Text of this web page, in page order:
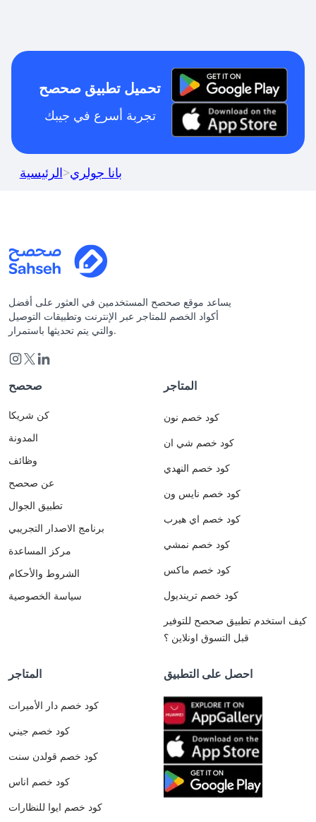
تحميل تطبيق صحصح
تجربة أسرع في جيبك
الرئيسية>بانا جولري
يساعد موقع صحصح المستخدمين في العثور على أفضل
أكواد الخصم للمتاجر عبر الإنترنت وتطبيقات التوصيل
والتي يتم تحديثها باستمرار.
صحصح
كن شريكا
المدونة
وظائف
عن صحصح
تطبيق الجوال
برنامج الاصدار التجريبي
مركز المساعدة
الشروط والأحكام
سياسة الخصوصية
المتاجر
كود خصم نون
كود خصم شي ان
كود خصم النهدي
كود خصم نايس ون
كود خصم اي هيرب
كود خصم نمشي
كود خصم ماكس
كود خصم ترينديول
كيف استخدم تطبيق صحصح للتوفير
قبل التسوق اونلاين ؟
المتاجر
كود خصم دار الأميرات
كود خصم جيني
كود خصم قولدن سنت
كود خصم اناس
كود خصم ايوا للنظارات
احصل على التطبيق